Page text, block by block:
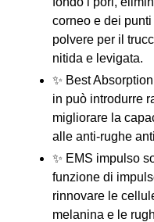
corneo e dei
polvere per il
nitida e levigata.
✨ Best
in può introdurre
migliorare la
alle anti-rughe
✨ EMS impulso
funzione di
rinnovare le
melanina e le